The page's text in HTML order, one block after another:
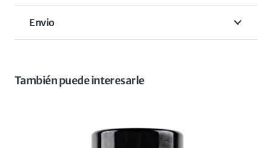
Envio
También puede interesarle